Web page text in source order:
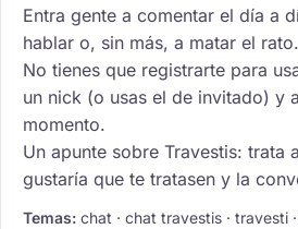
Entra gente a comentar el día a
hablar o, sin más, a matar el rato.
No tienes que registrarte para
un nick (o usas el de invitado) y
momento.
Un apunte sobre Travestis: trata
gustaría que te tratasen y la
Temas: chat · chat travestis · travesti